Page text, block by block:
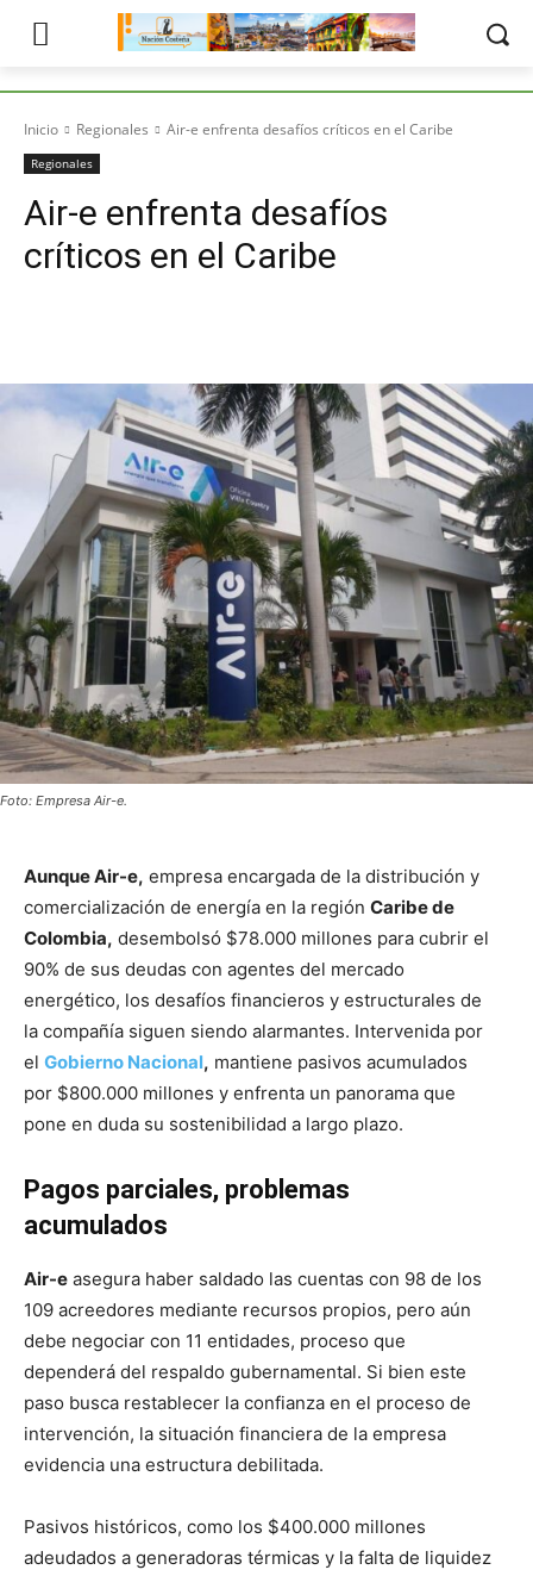
Inicio Regionales Air-e enfrenta desafíos críticos en el Caribe
Regionales
Air-e enfrenta desafíos
críticos en el Caribe
Foto: Empresa Air-e.
Aunque Air-e, empresa encargada de la distribución y
comercialización de energía en la región Caribe de
Colombia, desembolsó $78.000 millones para cubrir el
90% de sus deudas con agentes del mercado
energético, los desafíos financieros y estructurales de
la compañía siguen siendo alarmantes. Intervenida por
el Gobierno Nacional, mantiene pasivos acumulados
por $800.000 millones y enfrenta un panorama que
pone en duda su sostenibilidad a largo plazo.
Pagos parciales, problemas
acumulados
Air-e asegura haber saldado las cuentas con 98 de los
109 acreedores mediante recursos propios, pero aún
debe negociar con 11 entidades, proceso que
dependerá del respaldo gubernamental. Si bien este
paso busca restablecer la confianza en el proceso de
intervención, la situación financiera de la empresa
evidencia una estructura debilitada.
Pasivos históricos, como los $400.000 millones
adeudados a generadoras térmicas y la falta de liquidez